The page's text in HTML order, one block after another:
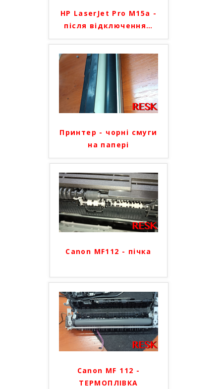
HP LaserJet Pro M15a -
після відключення…
Принтер - чорні смуги
на папері
Canon MF112 - пічка
Canon MF 112 -
ТЕРМОПЛІВКА